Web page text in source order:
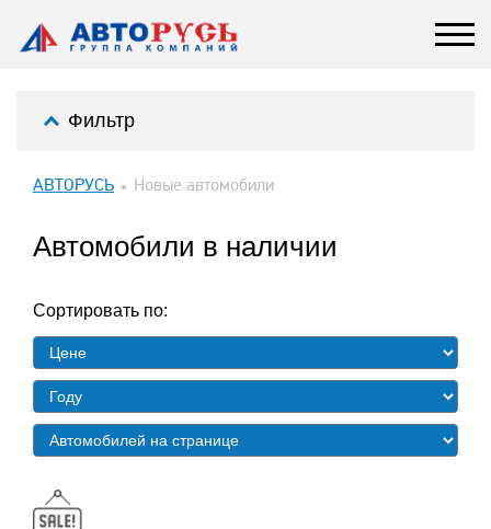
Фильтр
АВТОРУСЬ Новые автомобили
Автомобили в наличии
Сортировать по: